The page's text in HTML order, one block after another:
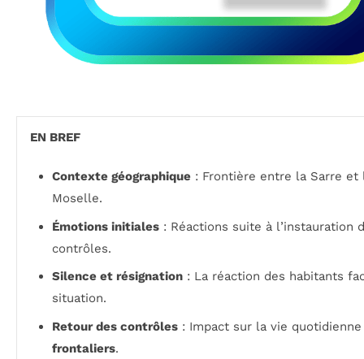
EN BREF
Contexte géographique : Frontière entre la Sarre et
Moselle.
Émotions initiales : Réactions suite à l’instauration
contrôles.
Silence et résignation : La réaction des habitants
situation.
Retour des contrôles : Impact sur la vie
frontaliers.